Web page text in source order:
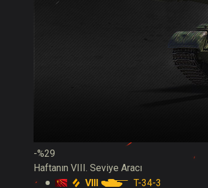
-%29
Haftanın VIII. Seviye Aracı
VIII
T-34-3